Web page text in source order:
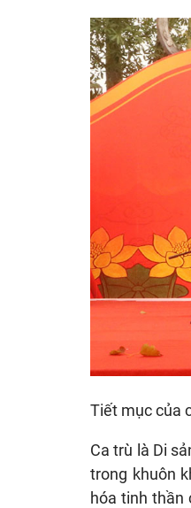
Tiết mục của
Ca trù là Di
trong khuôn
hóa tinh thần